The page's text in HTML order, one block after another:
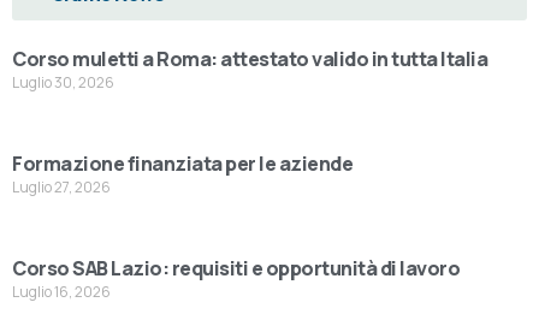
Corso muletti a Roma: attestato valido in tutta Italia
Luglio 30, 2026
Formazione finanziata per le aziende
Luglio 27, 2026
Corso SAB Lazio: requisiti e opportunità di lavoro
Luglio 16, 2026